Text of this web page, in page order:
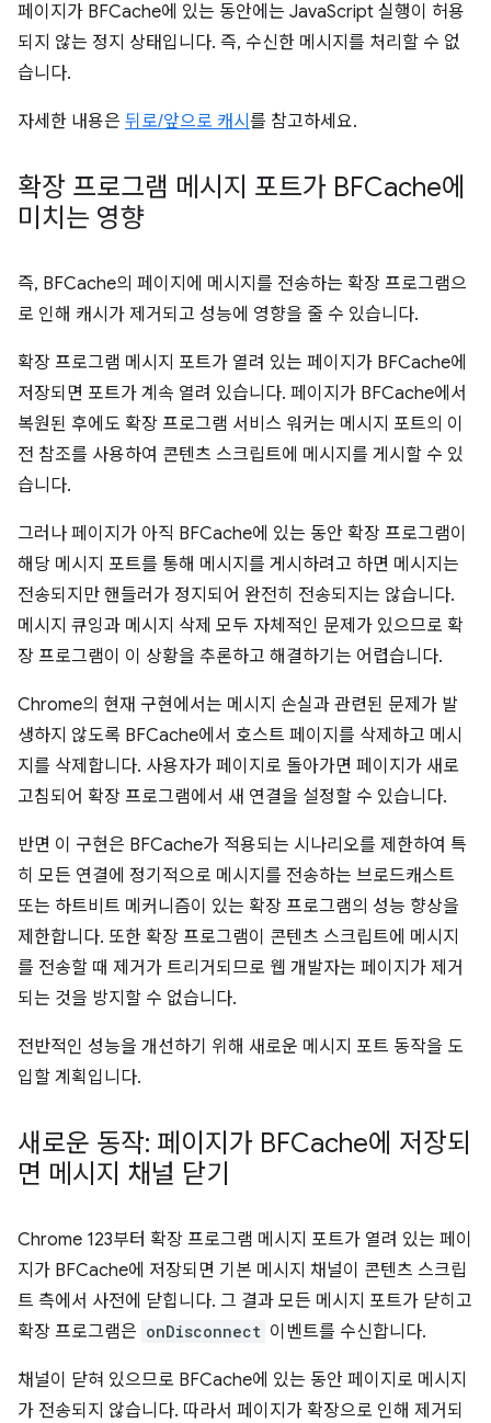
페이지가 BFCache에 있는 동안에는 JavaScript 실행이 허용
되지 않는 정지 상태입니다. 즉, 수신한 메시지를 처리할 수 없
습니다.
자세한 내용은 뒤로/앞으로 캐시 를 참고하세요.
확장 프로그램 메시지 포트가 BFCache에
미치는 영향
즉, BFCache의 페이지에 메시지를 전송하는 확장 프로그램으
로 인해 캐시가 제거되고 성능에 영향을 줄 수 있습니다.
확장 프로그램 메시지 포트가 열려 있는 페이지가 BFCache에
저장되면 포트가 계속 열려 있습니다. 페이지가 BFCache에서
복원된 후에도 확장 프로그램 서비스 워커는 메시지 포트의 이
전 참조를 사용하여 콘텐츠 스크립트에 메시지를 게시할 수 있
습니다.
그러나 페이지가 아직 BFCache에 있는 동안 확장 프로그램이
해당 메시지 포트를 통해 메시지를 게시하려고 하면 메시지는
전송되지만 핸들러가 정지되어 완전히 전송되지는 않습니다.
메시지 큐잉과 메시지 삭제 모두 자체적인 문제가 있으므로 확
장 프로그램이 이 상황을 추론하고 해결하기는 어렵습니다.
Chrome의 현재 구현에서는 메시지 손실과 관련된 문제가 발
생하지 않도록 BFCache에서 호스트 페이지를 삭제하고 메시
지를 삭제합니다. 사용자가 페이지로 돌아가면 페이지가 새로
고침되어 확장 프로그램에서 새 연결을 설정할 수 있습니다.
반면 이 구현은 BFCache가 적용되는 시나리오를 제한하여 특
히 모든 연결에 정기적으로 메시지를 전송하는 브로드캐스트
또는 하트비트 메커니즘이 있는 확장 프로그램의 성능 향상을
제한합니다. 또한 확장 프로그램이 콘텐츠 스크립트에 메시지
를 전송할 때 제거가 트리거되므로 웹 개발자는 페이지가 제거
되는 것을 방지할 수 없습니다.
전반적인 성능을 개선하기 위해 새로운 메시지 포트 동작을 도
입할 계획입니다.
새로운 동작: 페이지가 BFCache에 저장되
면 메시지 채널 닫기
Chrome 123부터 확장 프로그램 메시지 포트가 열려 있는 페이
지가 BFCache에 저장되면 기본 메시지 채널이 콘텐츠 스크립
트 측에서 사전에 닫힙니다. 그 결과 모든 메시지 포트가 닫히고
확장 프로그램은 onDisconnect 이벤트를 수신합니다.
채널이 닫혀 있으므로 BFCache에 있는 동안 페이지로 메시지
가 전송되지 않습니다. 따라서 페이지가 확장으로 인해 제거되